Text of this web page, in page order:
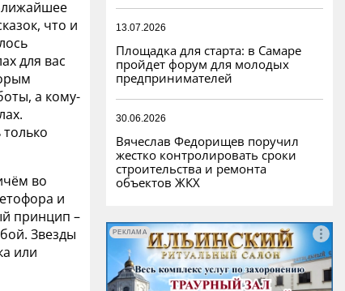
что и
для вас
а кому-
во
и
принцип –
Звезды
или
13.07.2026
Площадка для старта: в Самаре
пройдет форум для молодых
предпринимателей
30.06.2026
Вячеслав Федорищев поручил
жестко контролировать сроки
строительства и ремонта
объектов ЖКХ
РЕКЛАМА